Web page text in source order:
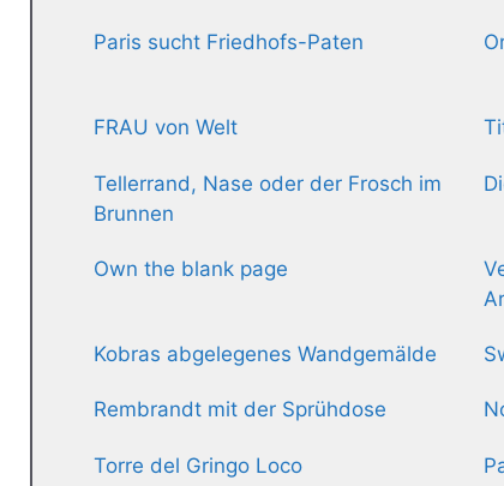
Paris sucht Friedhofs-Paten
FRAU von Welt
Tellerrand, Nase oder der Frosch im
Brunnen
Own the blank page
Kobras abgelegenes Wandgemälde
Rembrandt mit der Sprühdose
Torre del Gringo Loco